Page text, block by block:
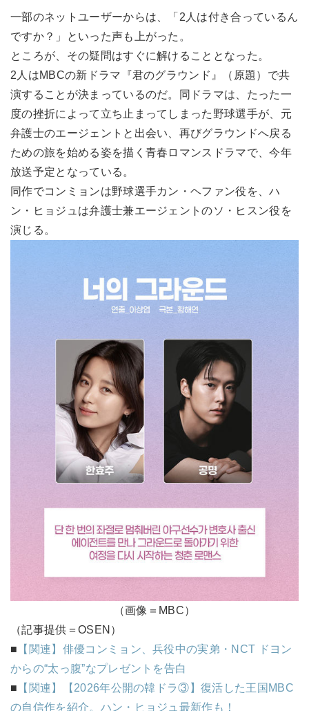
一部のネットユーザーからは、「2人は付き合っているん
ですか？」といった声も上がった。
ところが、その疑問はすぐに解けることとなった。
2人はMBCの新ドラマ『君のグラウンド』（原題）で共
演することが決まっているのだ。同ドラマは、たった一
度の挫折によって立ち止まってしまった野球選手が、元
弁護士のエージェントと出会い、再びグラウンドへ戻る
ための旅を始める姿を描く青春ロマンスドラマで、今年
放送予定となっている。
同作でコンミョンは野球選手カン・ヘファン役を、ハ
ン・ヒョジュは弁護士兼エージェントのソ・ヒスン役を
演じる。
（画像＝MBC）
（記事提供＝OSEN）
■ 【関連】俳優コンミョン、兵役中の実弟・NCT ドヨン
からの“太っ腹”なプレゼントを告白
■ 【関連】【2026年公開の韓ドラ③】復活した王国MBC
の自信作を紹介。ハン・ヒョジュ最新作も！